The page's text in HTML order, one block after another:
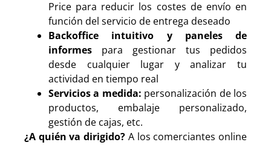
Price para reducir los costes de envío en
función del servicio de entrega deseado
Backoffice intuitivo y paneles de
informes para gestionar tus pedidos
desde cualquier lugar y analizar tu
actividad en tiempo real
Servicios a medida: personalización de los
productos, embalaje personalizado,
gestión de cajas, etc.
¿A quién va dirigido? A los comerciantes online